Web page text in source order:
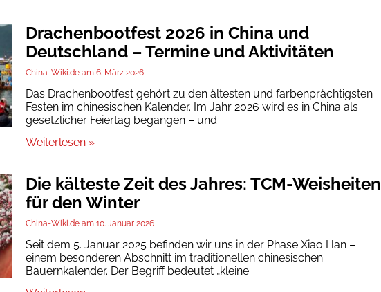
Drachenbootfest 2026 in China und
Deutschland – Termine und Aktivitäten
China-Wiki.de 6. März 2026
Das Drachenbootfest gehört zu den ältesten und farbenprächtigsten
Festen im chinesischen Kalender. Im Jahr 2026 wird es in China als
gesetzlicher Feiertag begangen – und
Weiterlesen »
Die kälteste Zeit des Jahres: TCM-Weisheiten
für den Winter
China-Wiki.de 10. Januar 2026
Seit dem 5. Januar 2025 befinden wir uns in der Phase Xiao Han –
einem besonderen Abschnitt im traditionellen chinesischen
Bauernkalender. Der Begriff bedeutet „kleine